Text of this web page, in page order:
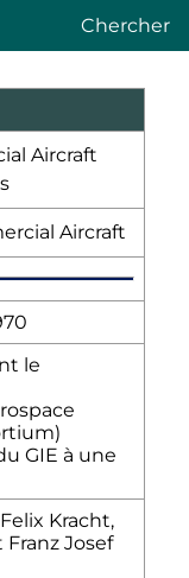
Chercher
le
GIE à une
Kracht,
Josef